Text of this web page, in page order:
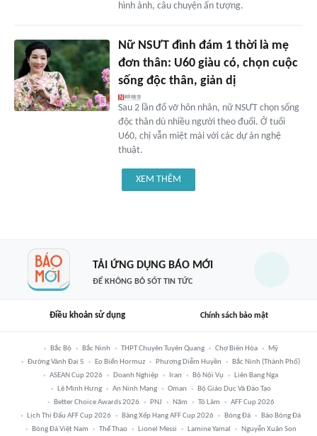
hình ảnh, câu chuyện ấn tượng.
Nữ NSƯT đình đám 1 thời là mẹ
đơn thân: U60 giàu có, chọn cuộc
sống độc thân, giản dị
Sau 2 lần đổ vỡ hôn nhân, nữ NSƯT chọn sống
độc thân dù nhiều người theo đuổi. Ở tuổi
U60, chị vẫn miệt mài với các dự án nghệ
thuật.
XEM THÊM
TẢI ỨNG DỤNG BÁO MỚI
ĐỂ KHÔNG BỎ SÓT TIN TỨC
Điều khoản sử dụng Chính sách bảo mật
Bắc Bộ Bắc Ninh THPT Chuyên Tuyên Quang Chợ Biên Hòa
Mỹ
Đường Vành Đai 5
Eo Biển Hormuz Phương Diễm Huyền
Bắc Ninh (thành Phố)
ASEAN Cup 2026
Doanh Nghiệp Iran Bộ Nội Vụ
Liên Bang Nga
Lê Minh Hưng
An Ninh Mạng Oman
Bộ Giáo Dục Và Đào Tạo
Better Choice Awards 2026
PNJ Năm Tô Lâm
AFF Cup 2026
Lịch Thi Đấu AFF Cup 2026
Bảng Xếp Hạng AFF Cup 2026 Bóng Đá
Báo Bóng Đá
Bóng Đá Việt Nam
Thể Thao Lionel Messi Lamine Yamal Nguyễn Xuân Son